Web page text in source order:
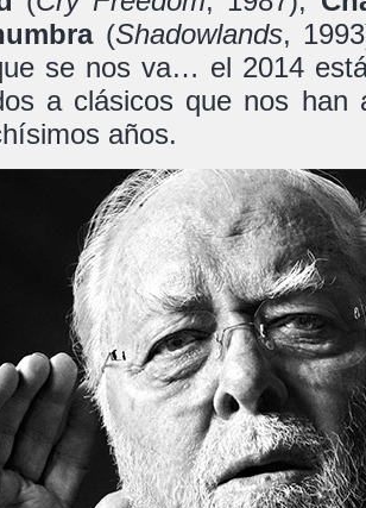
(Shadowlands,
se nos va… el 2014
a clásicos que nos han
años.